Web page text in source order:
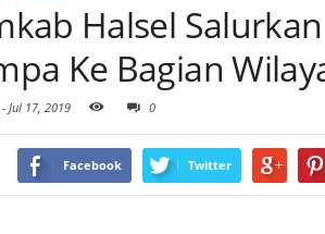
Halsel
Ke Bagian
- Jul 17, 2019 0
Facebook Twitter